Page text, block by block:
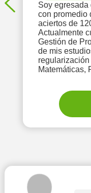
Soy egresada
con promedio
aciertos de
Actualmente
Gestión de
de mis estudios
Matemáticas,